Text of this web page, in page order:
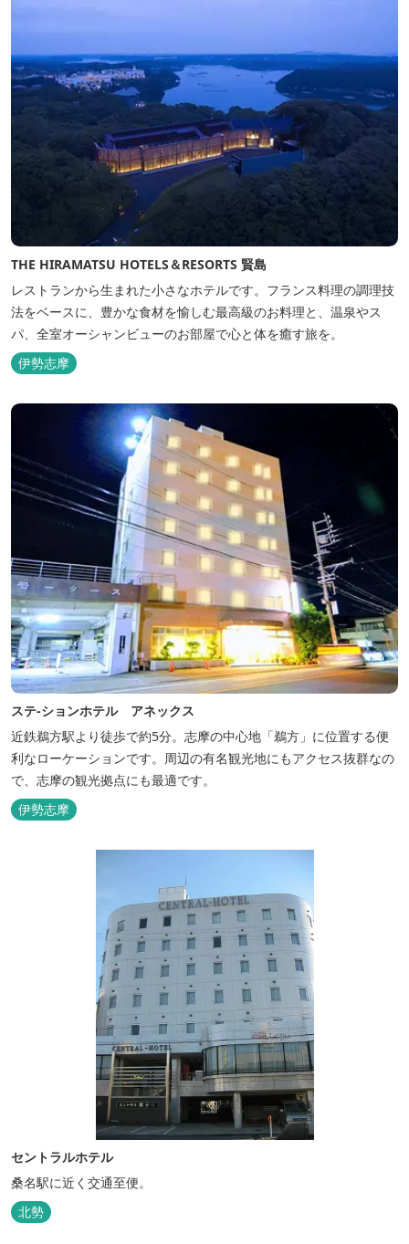
THE HIRAMATSU HOTELS＆RESORTS 賢島
レストランから生まれた小さなホテルです。フランス料理の調理技
法をベースに、豊かな食材を愉しむ最高級のお料理と、温泉やス
パ、全室オーシャンビューのお部屋で心と体を癒す旅を。
伊勢志摩
ステ-ションホテル アネックス
近鉄鵜方駅より徒歩で約5分。志摩の中心地「鵜方」に位置する便
利なローケーションです。周辺の有名観光地にもアクセス抜群なの
で、志摩の観光拠点にも最適です。
伊勢志摩
セントラルホテル
桑名駅に近く交通至便。
北勢